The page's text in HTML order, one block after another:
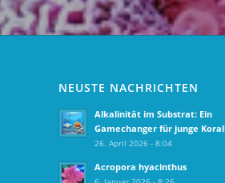
NEUSTE NACHRICHTEN
Alkalinität im Substrat: Ein
Gamechanger für junge
26. April 2026 - 8:04
Acropora hyacinthus